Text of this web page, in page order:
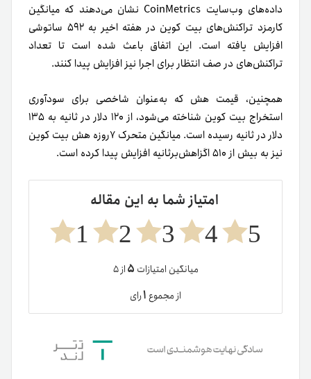
داده‌های وب‌سایت CoinMetrics نشان می‌دهند که میانگین
کارمزد تراکنش‌های بیت کوین در هفته اخیر به ۵۹۲ ساتوشی
افزایش یافته است. این اتفاق باعث شده است تا تعداد
تراکنش‌های در صف انتظار برای اجرا نیز افزایش پیدا کنند.
همچنین، قیمت هش که به‌عنوان شاخصی برای سودآوری
استخراج بیت کوین شناخته می‌شود، از ۱۲۰ دلار در ثانیه به ۱۳۵
دلار در ثانیه رسیده است. میانگین متحرک ۷روزه هش بیت کوین
نیز به بیش از ۵۱۰ اگزاهش‌بر‌ثانیه افزایش پیدا کرده است.
امتیاز شما به این مقاله
5
4
3
2
1
میانگین امتیازات ۵از ۵
از مجموع۱رای